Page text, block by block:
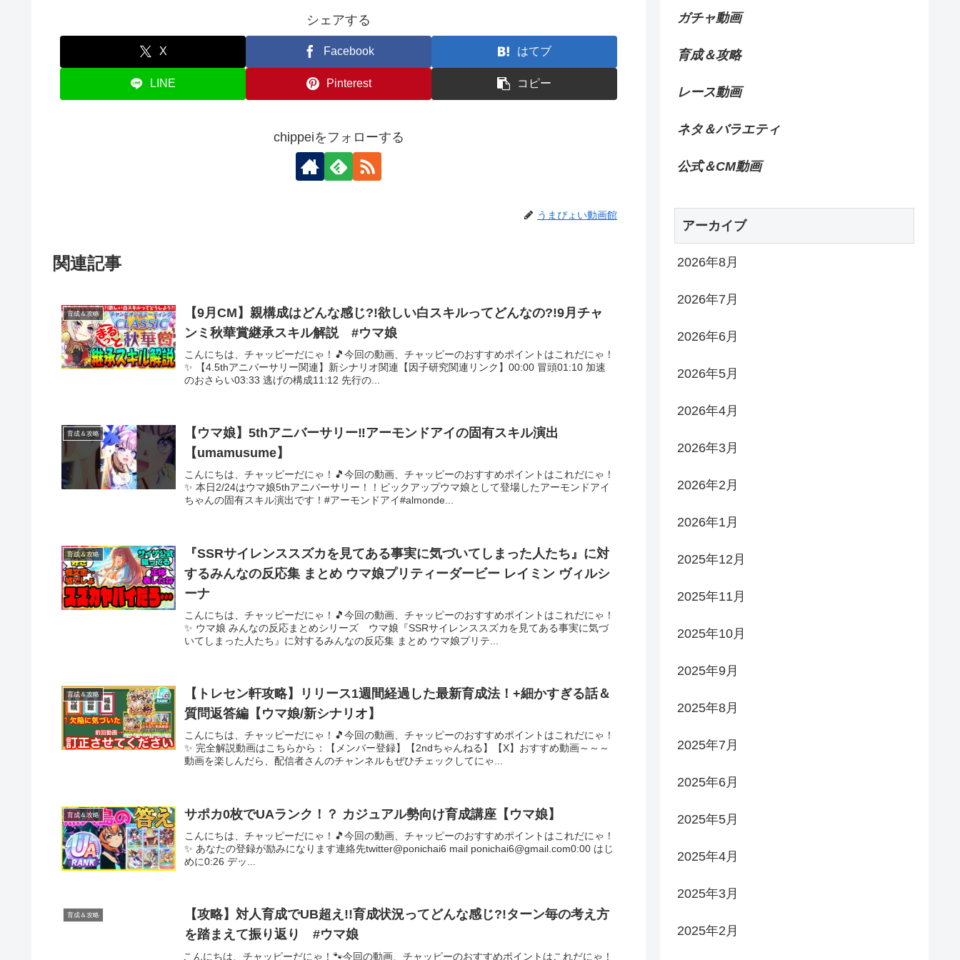
シェアする
X Facebook はてブ
LINE Pinterest コピー
chippeiをフォローする
うまぴょい動画館
関連記事
育成＆攻略
【9月CM】親構成はどんな感じ?!欲しい白スキルってどんなの?!9月チャ
ンミ秋華賞継承スキル解説 #ウマ娘
こんにちは、チャッピーだにゃ！🎵今回の動画、チャッピーのおすすめポイントはこれだにゃ！
✨ 【4.5thアニバーサリー関連】新シナリオ関連【因子研究関連リンク】00:00 冒頭01:10 加速
のおさらい03:33 逃げの構成11:12 先行の...
育成＆攻略
【ウマ娘】5thアニバーサリー‼︎アーモンドアイの固有スキル演出
【umamusume】
こんにちは、チャッピーだにゃ！🎵今回の動画、チャッピーのおすすめポイントはこれだにゃ！
✨ 本日2/24はウマ娘5thアニバーサリー！！ピックアップウマ娘として登場したアーモンドアイ
ちゃんの固有スキル演出です！#アーモンドアイ#almonde...
育成＆攻略
『SSRサイレンススズカを見てある事実に気づいてしまった人たち』に対
するみんなの反応集 まとめ ウマ娘プリティーダービー レイミン ヴィルシ
ーナ
こんにちは、チャッピーだにゃ！🎵今回の動画、チャッピーのおすすめポイントはこれだにゃ！
✨ ウマ娘 みんなの反応まとめシリーズ ウマ娘『SSRサイレンススズカを見てある事実に気づ
いてしまった人たち』に対するみんなの反応集 まとめ ウマ娘プリテ...
育成＆攻略
【トレセン軒攻略】リリース1週間経過した最新育成法！+細かすぎる話＆
質問返答編【ウマ娘/新シナリオ】
こんにちは、チャッピーだにゃ！🎵今回の動画、チャッピーのおすすめポイントはこれだにゃ！
✨ 完全解説動画はこちらから：【メンバー登録】【2ndちゃんねる】【X】おすすめ動画～～～
動画を楽しんだら、配信者さんのチャンネルもぜひチェックしてにゃ...
育成＆攻略 サポカ0枚でUAランク！？ カジュアル勢向け育成講座【ウマ娘】
こんにちは、チャッピーだにゃ！🎵今回の動画、チャッピーのおすすめポイントはこれだにゃ！
✨ あなたの登録が励みになります連絡先twitter@ponichai6 mail ponichai6@gmail.com0:00 はじ
めに0:26 デッ...
育成＆攻略
【攻略】対人育成でUB超え!!育成状況ってどんな感じ?!ターン毎の考え方
を踏まえて振り返り #ウマ娘
こんにちは、チャッピーだにゃ！🐾今回の動画、チャッピーのおすすめポイントはこれだにゃ！
ガチャ動画
育成＆攻略
レース動画
ネタ＆バラエティ
公式＆CM動画
アーカイブ
2026年8月
2026年7月
2026年6月
2026年5月
2026年4月
2026年3月
2026年2月
2026年1月
2025年12月
2025年11月
2025年10月
2025年9月
2025年8月
2025年7月
2025年6月
2025年5月
2025年4月
2025年3月
2025年2月